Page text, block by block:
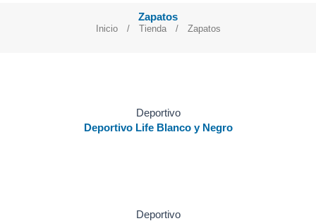
Zapatos
Inicio/ Tienda/ Zapatos
Deportivo
Deportivo Life Blanco y Negro
Deportivo